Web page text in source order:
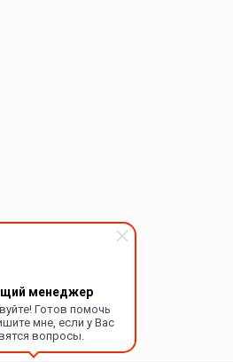
менеджер
Готов помочь
мне, если у Вас
вопросы.